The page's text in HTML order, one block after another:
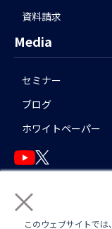
×
このウェブサイトで
資料請求
Media
セミナー
ブログ
ホワイトペーパー
English